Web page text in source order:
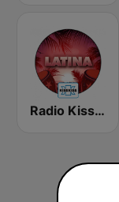
Radio Kiss Kiss Latina